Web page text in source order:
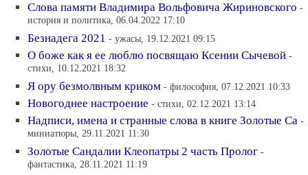
Слова памяти Владимира Вольфовича Жириновского -
история и политика, 06.04.2022 17:10
Безнадега 2021 - ужасы, 19.12.2021 09:15
О боже как я ее люблю посвящаю Ксении Сычевой -
стихи, 10.12.2021 18:32
Я ору безмолвным криком - философия, 07.12.2021 10:33
Новогоднее настроение - стихи, 02.12.2021 13:14
Надписи, имена и странные слова в книге Золотые Са -
миниатюры, 29.11.2021 11:30
Золотые Сандалии Клеопатры 2 часть Пролог -
фантастика, 28.11.2021 11:19